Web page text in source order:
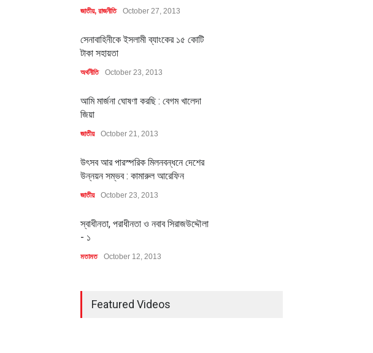
জাতীয়, রাজনীতি October 27, 2013
সেনাবাহিনীকে ইসলামী ব্যাংকের ১৫ কোটি
টাকা সহায়তা
অর্থনীতি October 23, 2013
আমি মার্জনা ঘোষণা করছি : বেগম খালেদা
জিয়া
জাতীয় October 21, 2013
উৎসব আর পারস্পরিক মিলনবন্ধনে দেশের
উন্নয়ন সম্ভব : কামারুল আরেফিন
জাতীয় October 23, 2013
স্বাধীনতা, পরাধীনতা ও নবাব সিরাজউদ্দৌলা
- ১
মতামত October 12, 2013
Featured Videos